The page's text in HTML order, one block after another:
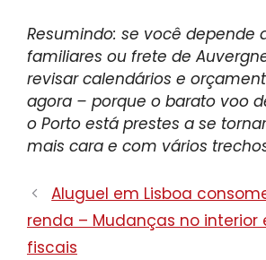
Resumindo: se você depende
familiares ou frete de
revisar calendários e
agora – porque o barato voo
o Porto está prestes a se
mais cara e com vários
Aluguel em Lisboa
renda – Mudanças no interior
fiscais